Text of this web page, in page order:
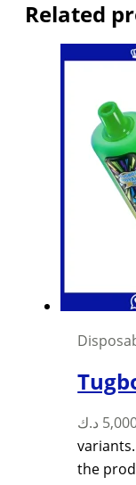
Related
د.ك
the